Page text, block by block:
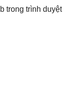
trong trình duyệt